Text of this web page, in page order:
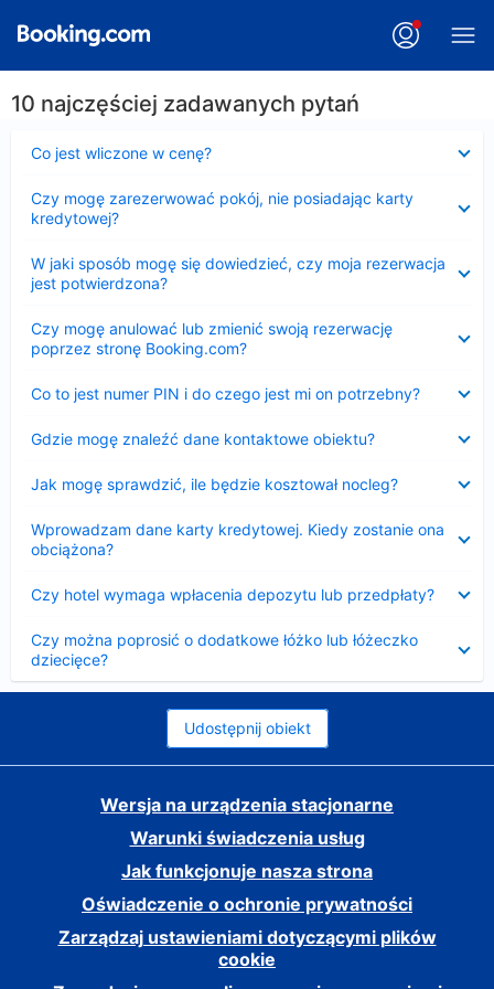
10 najczęściej zadawanych pytań
Co jest wliczone w cenę?
Czy mogę zarezerwować pokój, nie posiadając karty
kredytowej?
W jaki sposób mogę się dowiedzieć, czy moja rezerwacja
jest potwierdzona?
Czy mogę anulować lub zmienić swoją rezerwację
poprzez stronę Booking.com?
Co to jest numer PIN i do czego jest mi on potrzebny?
Gdzie mogę znaleźć dane kontaktowe obiektu?
Jak mogę sprawdzić, ile będzie kosztował nocleg?
Wprowadzam dane karty kredytowej. Kiedy zostanie ona
obciążona?
Czy hotel wymaga wpłacenia depozytu lub przedpłaty?
Czy można poprosić o dodatkowe łóżko lub łóżeczko
dziecięce?
Udostępnij obiekt
Wersja na urządzenia stacjonarne
Warunki świadczenia usług
Jak funkcjonuje nasza strona
Oświadczenie o ochronie prywatności
Zarządzaj ustawieniami dotyczącymi plików
cookie